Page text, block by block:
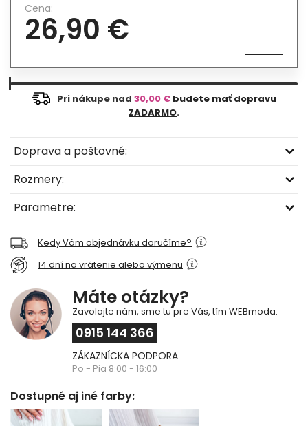
Cena:
26,90 €
Pri nákupe nad 30,00 € budete mať dopravu
ZADARMO.
Doprava a poštovné:
Rozmery:
Parametre:
Kedy Vám objednávku doručíme?
14 dní na vrátenie alebo výmenu
Máte otázky?
Zavolajte nám, sme tu pre Vás, tím WEBmoda.
0915 144 366
ZÁKAZNÍCKA PODPORA
Po - Pia 8:00 - 16:00
Dostupné aj iné farby: